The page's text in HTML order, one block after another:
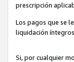
prescripción
Los pagos que se
liquidación
Si, por cualquier